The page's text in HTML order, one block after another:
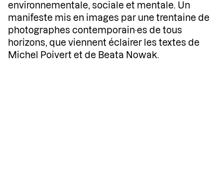
environnementale, sociale et mentale. Un
manifeste mis en images par une trentaine de
photographes contemporain·es de tous
horizons, que viennent éclairer les textes de
Michel Poivert et de Beata Nowak.